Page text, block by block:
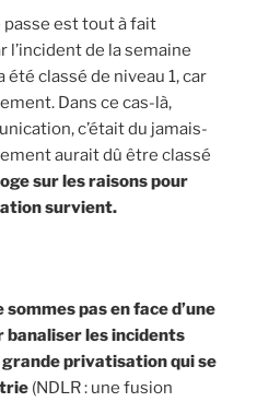
passe est tout à fait
l’incident de la semaine
été classé de niveau 1, car
Dans ce cas-là,
c’était du jamais-
aurait dû être classé
sur les raisons pour
survient.
pas en face d’une
les incidents
grande privatisation qui se
(NDLR : une fusion